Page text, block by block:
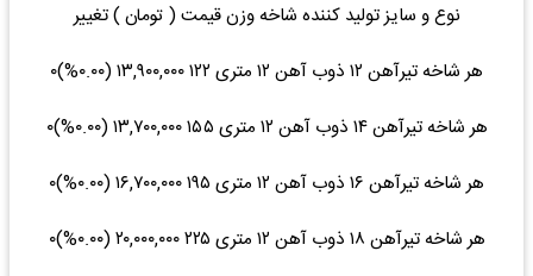
نوع و سایز تولید کننده شاخه وزن قیمت ( تومان ) تغییر
هر شاخه تیرآهن ۱۲ ذوب آهن ۱۲ متری ۱۲۲ ۱۳,۹۰۰,۰۰۰ (۰.۰۰%)۰
هر شاخه تیرآهن ۱۴ ذوب آهن ۱۲ متری ۱۵۵ ۱۳,۷۰۰,۰۰۰ (۰.۰۰%)۰
هر شاخه تیرآهن ۱۶ ذوب آهن ۱۲ متری ۱۹۵ ۱۶,۷۰۰,۰۰۰ (۰.۰۰%)۰
هر شاخه تیرآهن ۱۸ ذوب آهن ۱۲ متری ۲۲۵ ۲۰,۰۰۰,۰۰۰ (۰.۰۰%)۰